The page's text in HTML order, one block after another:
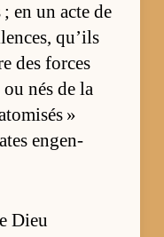
en un acte de
qu’ils
des forces
ou nés de la
»
en­gen­
Dieu